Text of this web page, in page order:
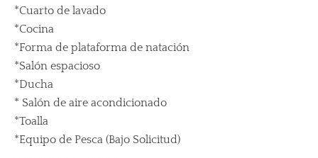
*Cuarto de lavado
*Cocina
*Forma de plataforma de natación
*Salón espacioso
*Ducha
* Salón de aire acondicionado
*Toalla
*Equipo de Pesca (Bajo Solicitud)